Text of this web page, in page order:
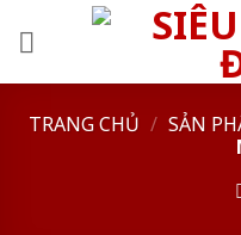
TRANG CHỦ / SẢN